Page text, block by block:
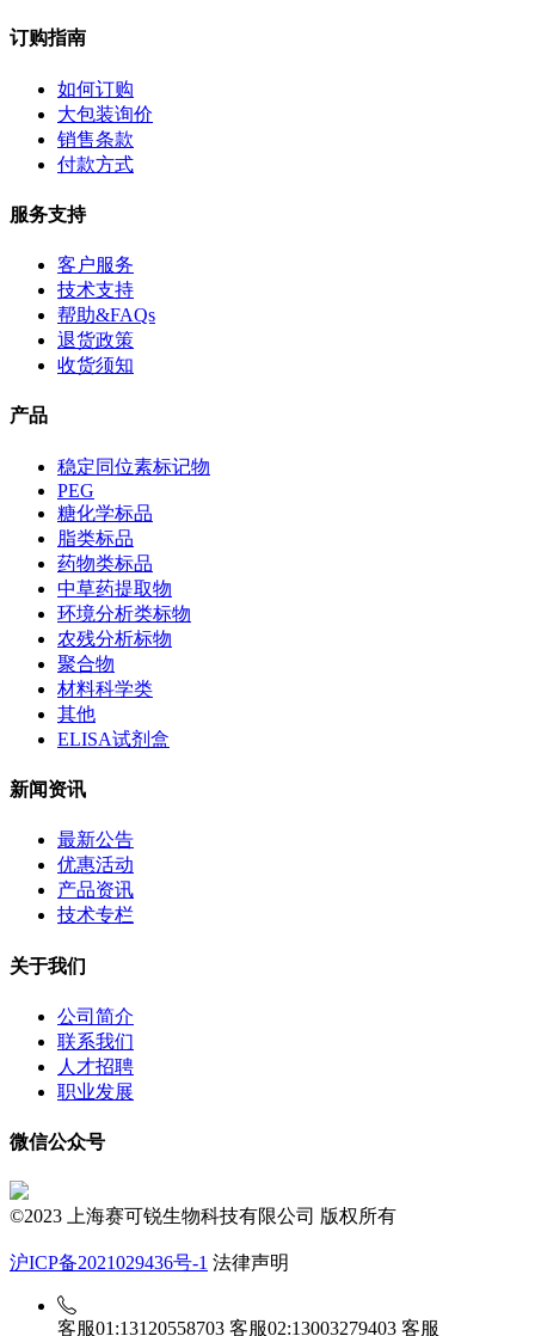
订购指南
如何订购
大包装询价
销售条款
付款方式
服务支持
客户服务
技术支持
帮助&FAQs
退货政策
收货须知
产品
稳定同位素标记物
PEG
糖化学标品
脂类标品
药物类标品
中草药提取物
环境分析类标物
农残分析标物
聚合物
材料科学类
其他
ELISA试剂盒
新闻资讯
最新公告
优惠活动
产品资讯
技术专栏
关于我们
公司简介
联系我们
人才招聘
职业发展
微信公众号
©2023 上海赛可锐生物科技有限公司 版权所有
沪ICP备2021029436号-1 法律声明
客服01:13120558703 客服02:13003279403 客服